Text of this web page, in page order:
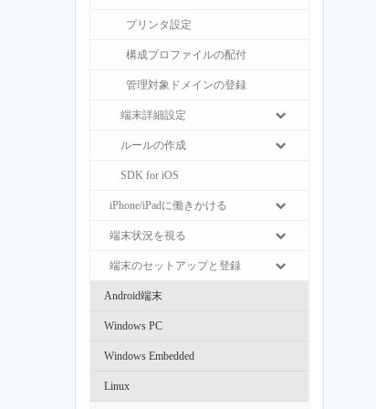
プリンタ設定
構成プロファイルの配付
管理対象ドメインの登録
端末詳細設定
ルールの作成
SDK for iOS
iPhone/iPadに働きかける
端末状況を視る
端末のセットアップと登録
Android端末
Windows PC
Windows Embedded
Linux